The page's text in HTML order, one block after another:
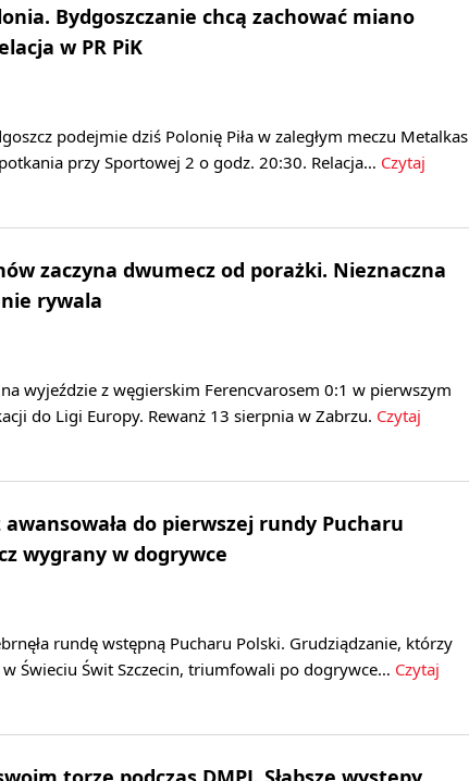
Bydgoszczanie chcą zachować miano
w PR PiK
podejmie dziś Polonię Piła w zaległym meczu Metalkas
przy Sportowej 2 o godz. 20:30. Relacja… Czytaj
zaczyna dwumecz od porażki. Nieznaczna
rywala
wyjeździe z węgierskim Ferencvarosem 0:1 w pierwszym
do Ligi Europy. Rewanż 13 sierpnia w Zabrzu. Czytaj
do pierwszej rundy Pucharu
wygrany w dogrywce
rundę wstępną Pucharu Polski. Grudziądzanie, którzy
Świeciu Świt Szczecin, triumfowali po dogrywce… Czytaj